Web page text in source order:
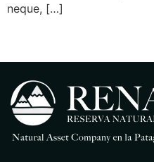
neque, […]